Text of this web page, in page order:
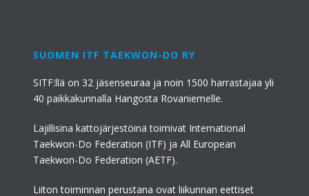
SUOMEN ITF TAEKWON-DO RY
SITF:llä on 32 jäsenseuraa ja noin 1500 harrastajaa yli
40 paikkakunnalla Hangosta Rovaniemelle.
Lajillisina kattojärjestöinä toimivat International
Taekwon-Do Federation (ITF) ja All European
Taekwon-Do Federation (AETF).
Liiton toiminnan perustana ovat liikunnan eettiset